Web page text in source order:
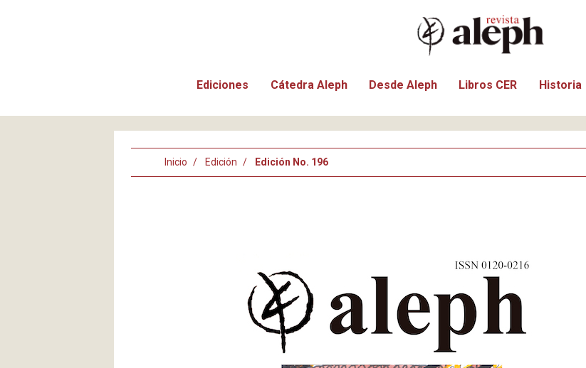
Ediciones Cátedra Aleph Desde Aleph Libros CER Historia
Inicio Edición Edición No. 196